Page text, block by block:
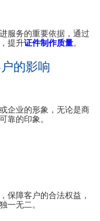
服务的重要依据，通过
提升证件制作质量。
的影响
企业的形象，无论是商
靠的印象。
保障客户的合法权益，
一无二。